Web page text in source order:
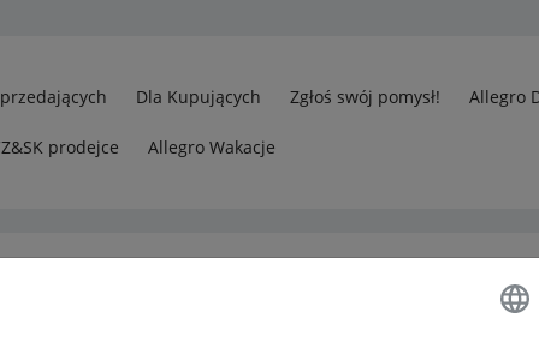
Dla Kupujących Zgłoś swój pomysł! Allegro
prodejce Allegro Wakacje